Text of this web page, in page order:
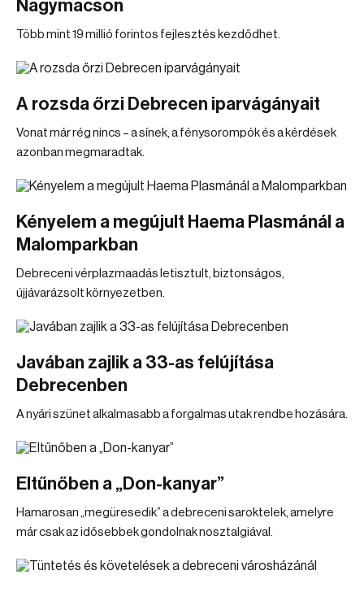
Nagymacson
Több mint 19 millió forintos fejlesztés kezdődhet.
A rozsda őrzi Debrecen iparvágányait
Vonat már rég nincs – a sínek, a fénysorompók és a kérdések
azonban megmaradtak.
Kényelem a megújult Haema Plasmánál a
Malomparkban
Debreceni vérplazmaadás letisztult, biztonságos,
újjávarázsolt környezetben.
Javában zajlik a 33-as felújítása
Debrecenben
A nyári szünet alkalmasabb a forgalmas utak rendbe hozására.
Eltűnőben a „Don-kanyar”
Hamarosan „megüresedik” a debreceni saroktelek, amelyre
már csak az idősebbek gondolnak nosztalgiával.